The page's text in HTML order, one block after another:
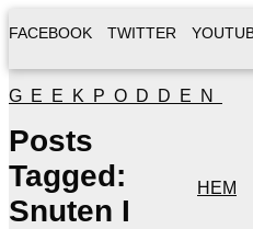
FACEBOOK TWITTER
GEEKPODDEN
HEM
Posts
Tagged:
Snuten I